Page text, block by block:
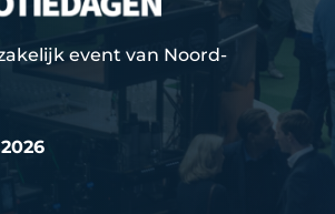
event van Noord-